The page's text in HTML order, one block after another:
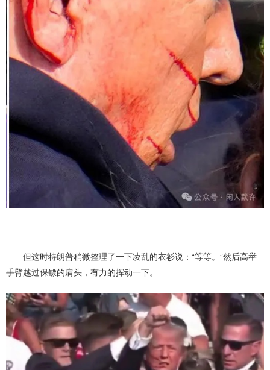
但这时特朗普稍微整理了一下凌乱的衣衫说：“等等。”然后高举
手臂越过保镖的肩头，有力的挥动一下。